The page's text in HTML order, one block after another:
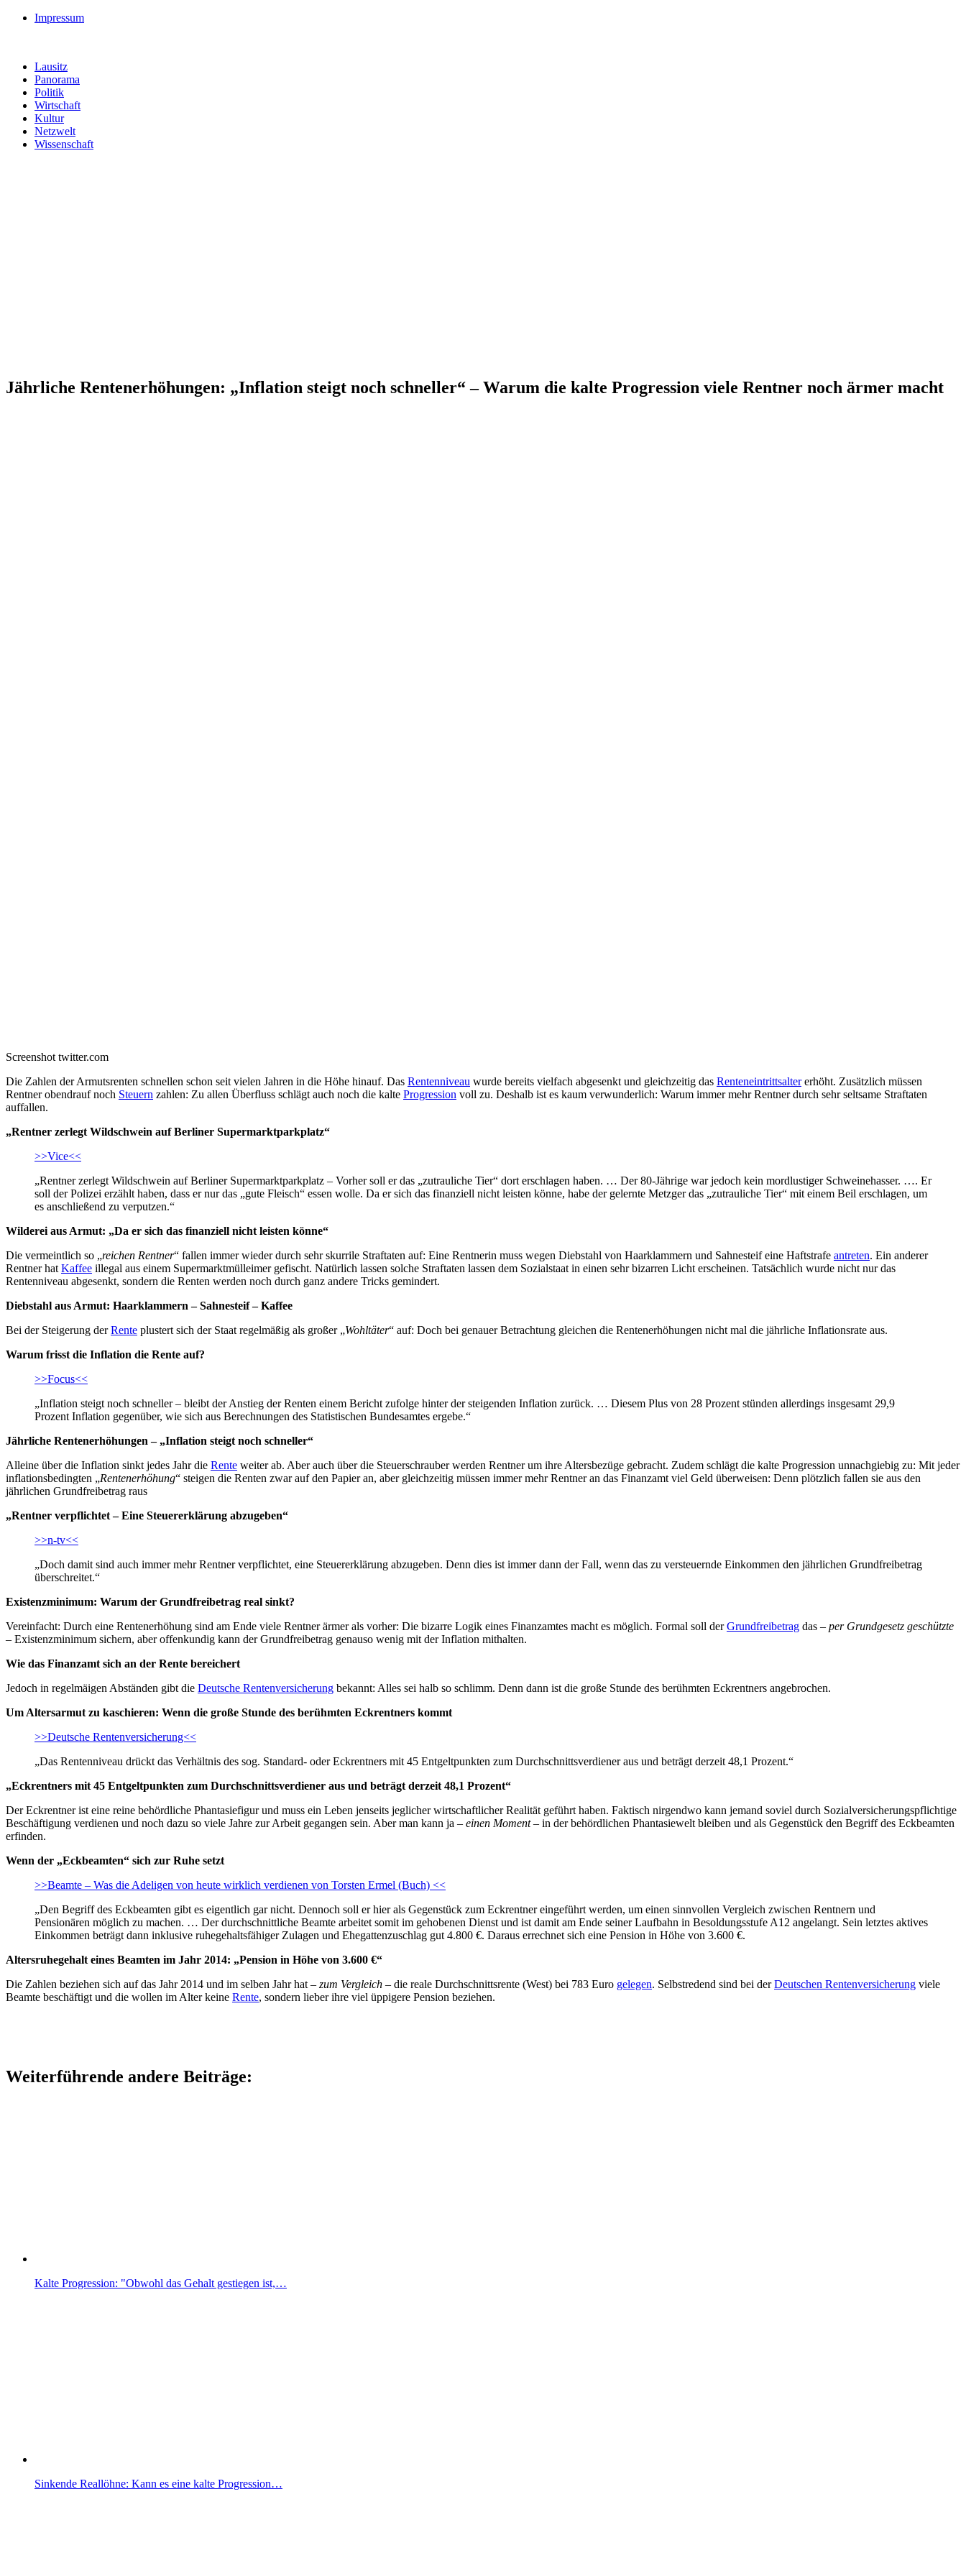
Impressum
Lausitz
Panorama
Politik
Wirtschaft
Kultur
Netzwelt
Wissenschaft
Jährliche Rentenerhöhungen: „Inflation steigt noch schneller“ – Warum die kalte Progression viele Rentner noch ärmer macht
Screenshot twitter.com
Die Zahlen der Armutsrenten schnellen schon seit vielen Jahren in die Höhe hinauf. Das Rentenniveau wurde bereits vielfach abgesenkt und gleichzeitig das Renteneintrittsaltererhöht. Zusätzlich müssen
Rentner obendrauf noch Steuern zahlen: Zu allen Überfluss schlägt auch noch die kalte Progression voll zu. Deshalb ist es kaum verwunderlich: Warum immer mehr Rentner durch sehr seltsame Straftaten
auffallen.
„Rentner zerlegt Wildschwein auf Berliner Supermarktparkplatz“
>>Vice<<
„Rentner zerlegt Wildschwein auf Berliner Supermarktparkplatz – Vorher soll er das „zutrauliche Tier“ dort erschlagen haben. … Der 80-Jährige war jedoch kein mordlustiger Schweinehasser. …. Er
soll der Polizei erzählt haben, dass er nur das „gute Fleisch“ essen wolle. Da er sich das finanziell nicht leisten könne, habe der gelernte Metzger das „zutrauliche Tier“ mit einem Beil erschlagen, um
es anschließend zu verputzen.“
Wilderei aus Armut: „Da er sich das finanziell nicht leisten könne“
Die vermeintlich so „reichen Rentner“ fallen immer wieder durch sehr skurrile Straftaten auf: Eine Rentnerin muss wegen Diebstahl von Haarklammern und Sahnesteif eine Haftstrafe antreten. Ein anderer
Rentner hat Kaffee illegal aus einem Supermarktmülleimer gefischt. Natürlich lassen solche Straftaten lassen dem Sozialstaat in einen sehr bizarren Licht erscheinen. Tatsächlich wurde nicht nur das
Rentenniveau abgesenkt, sondern die Renten werden noch durch ganz andere Tricks gemindert.
Diebstahl aus Armut: Haarklammern – Sahnesteif – Kaffee
Bei der Steigerung derRente plustert sich der Staat regelmäßig als großer „Wohltäter“ auf: Doch bei genauer Betrachtung gleichen die Rentenerhöhungen nicht mal die jährliche Inflationsrate aus.
Warum frisst die Inflation die Rente auf?
>>Focus<<
„Inflation steigt noch schneller – bleibt der Anstieg der Renten einem Bericht zufolge hinter der steigenden Inflation zurück. … Diesem Plus von 28 Prozent stünden allerdings insgesamt 29,9
Prozent Inflation gegenüber, wie sich aus Berechnungen des Statistischen Bundesamtes ergebe.“
Jährliche Rentenerhöhungen – „Inflation steigt noch schneller“
Alleine über die Inflation sinkt jedes Jahr die Rente weiter ab. Aber auch über die Steuerschrauber werden Rentner um ihre Altersbezüge gebracht. Zudem schlägt die kalte Progression unnachgiebig zu: Mit jeder
inflationsbedingten „Rentenerhöhung“ steigen die Renten zwar auf den Papier an, aber gleichzeitig müssen immer mehr Rentner an das Finanzamt viel Geld überweisen: Denn plötzlich fallen sie aus den
jährlichen Grundfreibetrag raus
„Rentner verpflichtet – Eine Steuererklärung abzugeben“
>>n-tv<<
„Doch damit sind auch immer mehr Rentner verpflichtet, eine Steuererklärung abzugeben. Denn dies ist immer dann der Fall, wenn das zu versteuernde Einkommen den jährlichen Grundfreibetrag
überschreitet.“
Existenzminimum: Warum der Grundfreibetrag real sinkt?
Vereinfacht: Durch eine Rentenerhöhung sind am Ende viele Rentner ärmer als vorher: Die bizarre Logik eines Finanzamtes macht es möglich. Formal soll derGrundfreibetrag das – per Grundgesetz geschützte
– Existenzminimum sichern, aber offenkundig kann der Grundfreibetrag genauso wenig mit der Inflation mithalten.
Wie das Finanzamt sich an der Rente bereichert
Jedoch in regelmäigen Abständen gibt die Deutsche Rentenversicherung bekannt: Alles sei halb so schlimm. Denn dann ist die große Stunde des berühmten Eckrentners angebrochen.
Um Altersarmut zu kaschieren: Wenn die große Stunde des berühmten Eckrentners kommt
>>Deutsche Rentenversicherung<<
„Das Rentenniveau drückt das Verhältnis des sog. Standard- oder Eckrentners mit 45 Entgeltpunkten zum Durchschnittsverdiener aus und beträgt derzeit 48,1 Prozent.“
„Eckrentners mit 45 Entgeltpunkten zum Durchschnittsverdiener aus und beträgt derzeit 48,1 Prozent“
Der Eckrentner ist eine reine behördliche Phantasiefigur und muss ein Leben jenseits jeglicher wirtschaftlicher Realität geführt haben. Faktisch nirgendwo kann jemand soviel durch Sozialversicherungspflichtige
Beschäftigung verdienen und noch dazu so viele Jahre zur Arbeit gegangen sein. Aber man kann ja – einen Moment– in der behördlichen Phantasiewelt bleiben und als Gegenstück den Begriff des Eckbeamten
erfinden.
Wenn der „Eckbeamten“ sich zur Ruhe setzt
>>Beamte – Was die Adeligen von heute wirklich verdienen von Torsten Ermel (Buch) <<
„Den Begriff des Eckbeamten gibt es eigentlich gar nicht. Dennoch soll er hier als Gegenstück zum Eckrentner eingeführt werden, um einen sinnvollen Vergleich zwischen Rentnern und
Pensionären möglich zu machen. … Der durchschnittliche Beamte arbeitet somit im gehobenen Dienst und ist damit am Ende seiner Laufbahn in Besoldungsstufe A12 angelangt. Sein letztes aktives
Einkommen beträgt dann inklusive ruhegehaltsfähiger Zulagen und Ehegattenzuschlag gut 4.800 €. Daraus errechnet sich eine Pension in Höhe von 3.600 €.
Altersruhegehalt eines Beamten im Jahr 2014: „Pension in Höhe von 3.600 €“
Die Zahlen beziehen sich auf das Jahr 2014 und im selben Jahr hat – zum Vergleich – die reale Durchschnittsrente (West) bei 783 Euro gelegen. Selbstredend sind bei derDeutschen Rentenversicherung viele
Beamte beschäftigt und die wollen im Alter keine Rente, sondern lieber ihre viel üppigere Pension beziehen.
Weiterführende andere Beiträge:
Kalte Progression: "Obwohl das Gehalt gestiegen ist,…
Sinkende Reallöhne: Kann es eine kalte Progression…